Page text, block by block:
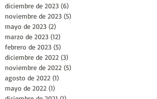
diciembre de 2023 (6)
noviembre de 2023 (5)
mayo de 2023 (2)
marzo de 2023 (12)
febrero de 2023 (5)
diciembre de 2022 (3)
noviembre de 2022 (5)
agosto de 2022 (1)
mayo de 2022 (1)